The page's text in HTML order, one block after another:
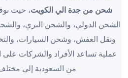
شحن من جدة الي الكويت، حيث
الشحن الدولي، والشحن البري،
ونقل العفش، وشحن السيارات،
عملية تساعد الأفراد والشركات
من السعودية إلى